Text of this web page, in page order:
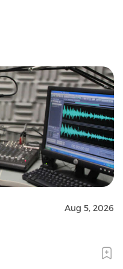
Aug 5, 2026